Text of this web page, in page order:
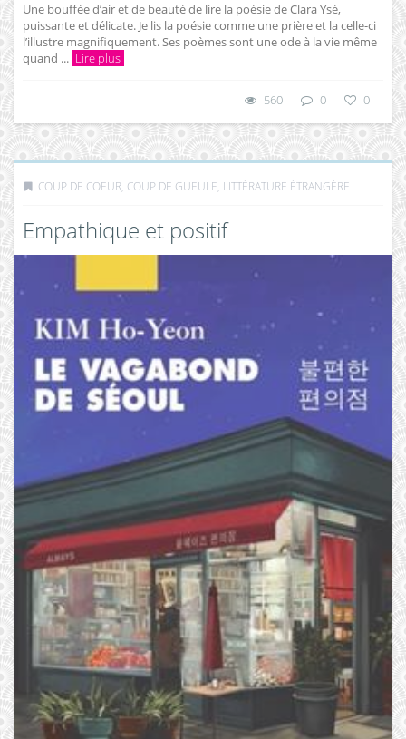
Une bouffée d’air et de beauté de lire la poésie de Clara Ysé,
puissante et délicate. Je lis la poésie comme une prière et la celle-ci
l’illustre magnifiquement. Ses poèmes sont une ode à la vie même
quand ... Lire plus
560 0 0
COUP DE COEUR, COUP DE GUEULE, LITTÉRATURE ÉTRANGÈRE
Empathique et positif